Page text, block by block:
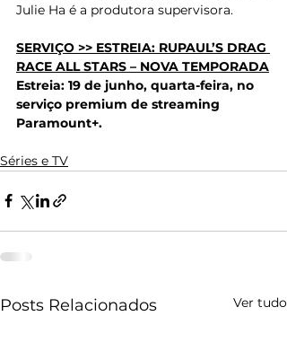
Julie Ha é a produtora supervisora.
SERVIÇO >> ESTREIA: RUPAUL’S DRAG
RACE ALL STARS – NOVA TEMPORADA
Estreia: 19 de junho, quarta-feira, no
serviço premium de streaming
Paramount+.
Séries e TV
Posts Relacionados Ver tudo